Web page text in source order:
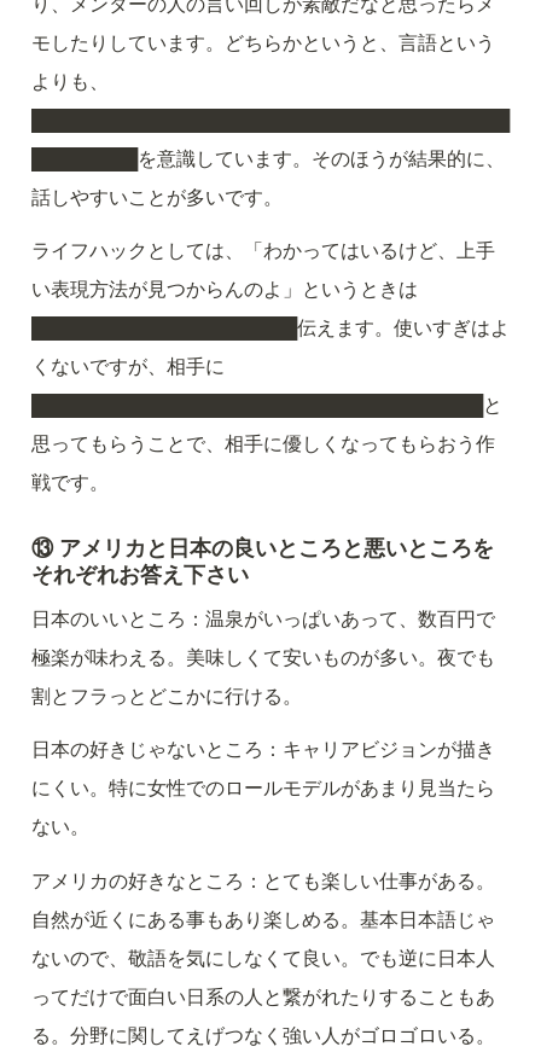
モしたりしています。どちらかというと、言語という
よりも、
████████を意識しています。そのほうが結果的に、
話しやすいことが多いです。
ライフハックとしては、「わかってはいるけど、上手
い表現方法が見つからんのよ」というときは
████████████████████伝えます。使いすぎはよ
くないですが、相手に
██████████████████████████████████と
思ってもらうことで、相手に優しくなってもらおう作
戦です。
⑬ アメリカと日本の良いところと悪いところを
それぞれお答え下さい
日本のいいところ：温泉がいっぱいあって、数百円で
極楽が味わえる。美味しくて安いものが多い。夜でも
割とフラっとどこかに行ける。
日本の好きじゃないところ：キャリアビジョンが描き
にくい。特に女性でのロールモデルがあまり見当たら
ない。
アメリカの好きなところ：とても楽しい仕事がある。
自然が近くにある事もあり楽しめる。基本日本語じゃ
ないので、敬語を気にしなくて良い。でも逆に日本人
ってだけで面白い日系の人と繋がれたりすることもあ
る。分野に関してえげつなく強い人がゴロゴロいる。